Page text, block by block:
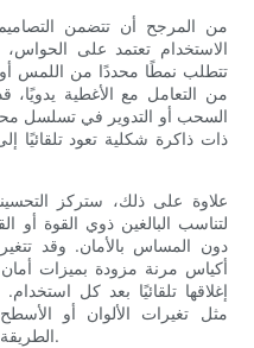
من المرجح أن تتضمن
الاستخدام تعتمد على
تتطلب نمطًا محددًا من اللمس أو
من التعامل مع الأغطية
السحب أو التدوير في تسلسل
ذات ذاكرة شكلية تعود تلقائيًا
علاوة على ذلك، ستركز
لتناسب البالغين ذوي القوة أو
دون المساس بالأمان. وقد
أكياس مرنة مزودة بميزات
إغلاقها تلقائيًا بعد كل
مثل تغيرات الألوان أو
الطريقة الصحيحة للاستخدام، مع ردع الأطفال.